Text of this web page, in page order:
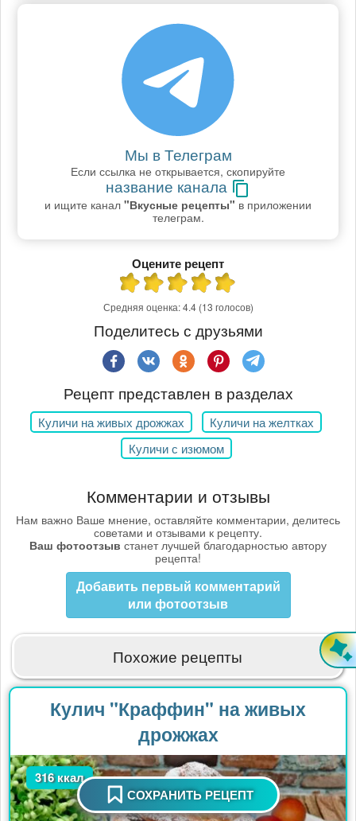
Мы в Телеграм
Если ссылка не открывается, скопируйте
название канала
и ищите канал "Вкусные рецепты" в приложении
телеграм.
Оцените рецепт
Средняя оценка:4.4 (13 голосов)
Поделитесь с друзьями
Рецепт представлен в разделах
Куличи на живых дрожжах
Куличи на желтках
Куличи с изюмом
Комментарии и отзывы
Нам важно Ваше мнение, оставляйте комментарии, делитесь
советами и отзывами к рецепту.
Ваш фотоотзыв станет лучшей благодарностью автору
рецепта!
Добавить первый комментарий
или фотоотзыв
Похожие рецепты
Кулич "Краффин" на живых
дрожжах
316 ккал
СОХРАНИТЬ РЕЦЕПТ